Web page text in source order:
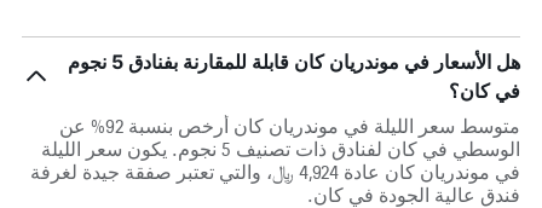
هل الأسعار في موندريان كان قابلة للمقارنة بفنادق 5 نجوم
في كان؟
متوسط سعر الليلة في موندريان كان أرخص بنسبة 92% عن
الوسطي في كان لفنادق ذات تصنيف 5 نجوم. يكون سعر الليلة
في موندريان كان عادة 4,924 ﷼، والتي تعتبر صفقة جيدة لغرفة
فندق عالية الجودة في كان.